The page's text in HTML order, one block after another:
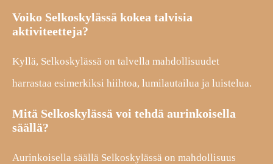
Voiko Selkoskylässä kokea talvisia
aktiviteetteja?
Kyllä, Selkoskylässä on talvella mahdollisuudet
harrastaa esimerkiksi hiihtoa, lumilautailua ja luistelua.
Mitä Selkoskylässä voi tehdä aurinkoisella
säällä?
Aurinkoisella säällä Selkoskylässä on mahdollisuus